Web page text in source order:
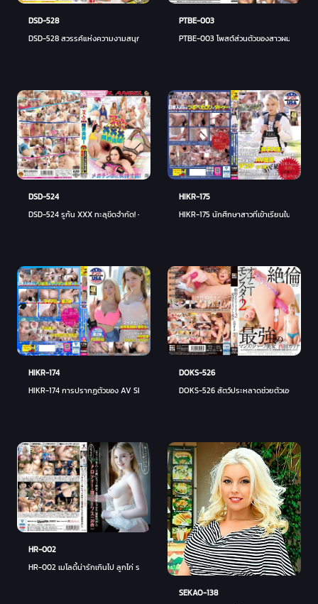
DSD-528
DSD-528 สวรรค์แห่งความงามสนุกสนานกันอย่างเป็นบ้าเป็นหลังในฝัน!
PTBE-003
PTBE-003 โพสต์ส่วนตัวของสาวผมบลอนด์
DSD-524
DSD-524 รูก้น XXX ทะลุขีดจำกัด! - แชสสิตี้ ลินน์
HIKR-175
HIKR-175 นักศึกษาสาวที่เข้าเรียนในมหา
HIKR-174
HIKR-174 การปรากฏตัวของ AV Skyler & Eliza ในความเจ็บปวดจากการกัดที่สั่นหัวนมแ
DOKS-526
DOKS-526 สัตว์ประหลาดช่วยตัวเองที่ไม่มี
HR-002
HR-002 เมโลดี้น่ารักเกินไป ลูกไก่ รอย (อายุ 20 ปี) [ผู้ให้ความบันเทิงในแคมป์] สาเกเป็นค
SEKAO-138